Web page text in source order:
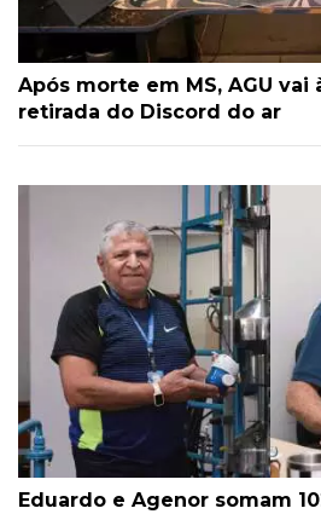
Após morte em MS, AGU vai
retirada do Discord do ar
Eduardo e Agenor somam